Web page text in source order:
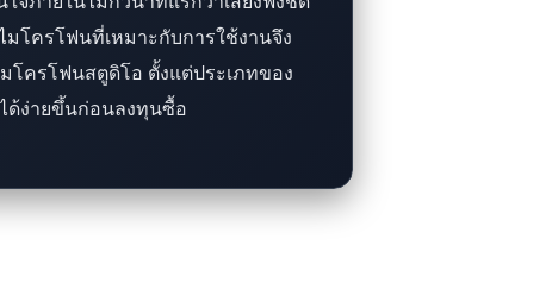
โครโฟนที่เหมาะกับการใช้งานจึง
โครโฟนสตูดิโอ ตั้งแต่ประเภทของ
ด้ง่ายขึ้นก่อนลงทุนซื้อ